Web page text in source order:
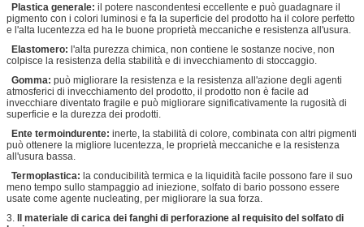
Lasciate un messaggio
Plastica generale: il potere nascondentesi eccellente e può guadagnare il
pigmento con i colori luminosi e fa la superficie del prodotto ha il colore perfetto
e l'alta lucentezza ed ha le buone proprietà meccaniche e resistenza all'usura.
Elastomero: l'alta purezza chimica, non contiene le sostanze nocive, non
colpisce la resistenza della stabilità e di invecchiamento di stoccaggio.
Gomma: può migliorare la resistenza e la resistenza all'azione degli agenti
atmosferici di invecchiamento del prodotto, il prodotto non è facile ad
invecchiare diventato fragile e può migliorare significativamente la rugosità di
superficie e la durezza dei prodotti.
Ente termoindurente: inerte, la stabilità di colore, combinata con altri pigmenti
può ottenere la migliore lucentezza, le proprietà meccaniche e la resistenza
all'usura bassa.
Termoplastica: la conducibilità termica e la liquidità facile possono fare il suo
meno tempo sullo stampaggio ad iniezione, solfato di bario possono essere
usate come agente nucleating, per migliorare la sua forza.
3. Il materiale di carica dei fanghi di perforazione al requisito del solfato di